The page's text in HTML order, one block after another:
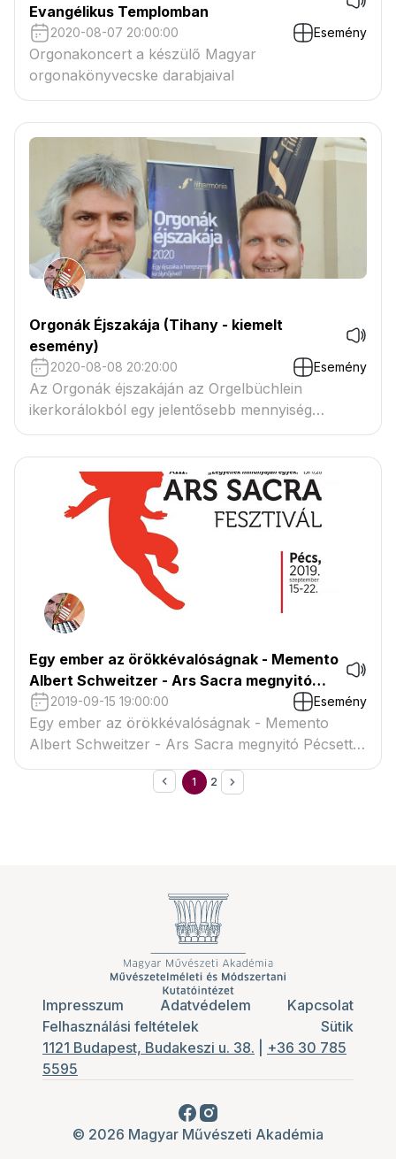
Evangélikus Templomban
2020-08-07 20:00:00 Esemény
Orgonakoncert a készülő Magyar
orgonakönyvecske darabjaival
Orgonák Éjszakája (Tihany - kiemelt
esemény)
2020-08-08 20:20:00 Esemény
Az Orgonák éjszakáján az Orgelbüchlein
ikerkorálokból egy jelentősebb mennyiség
hangzott el.
Egy ember az örökkévalóságnak - Memento
Albert Schweitzer - Ars Sacra megnyitó
Pécsett
2019-09-15 19:00:00 Esemény
Egy ember az örökkévalóságnak - Memento
Albert Schweitzer - Ars Sacra megnyitó Pécsett
Dr. Baksai László gyermekorvos előadása Dr.
Baksai László gyermekorvos
1 2
Impresszum Adatvédelem
Kapcsolat
Felhasználási feltételek
Sütik
1121 Budapest, Budakeszi u. 38.
+36 30 785
5595
© 2026 Magyar Művészeti Akadémia